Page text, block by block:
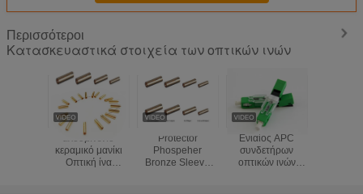
Περισσότεροι
Κατασκευαστικά στοιχεία των οπτικών ινών
αλουμινένιο
κεραμικό μανίκι
Οπτική ίνα
Protector
Phospeher
Bronze Sleeve
Ενιαίος APC
συνδετήρων
οπτικών ινών